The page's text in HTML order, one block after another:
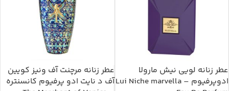
عطر زنانه لویی نیش مارولا
ادوپرفیوم – Lui Niche marvella
عطر زنانه مرچنت آف ونیز کویین
آف د نایت ادو پرفیوم کانسنتره